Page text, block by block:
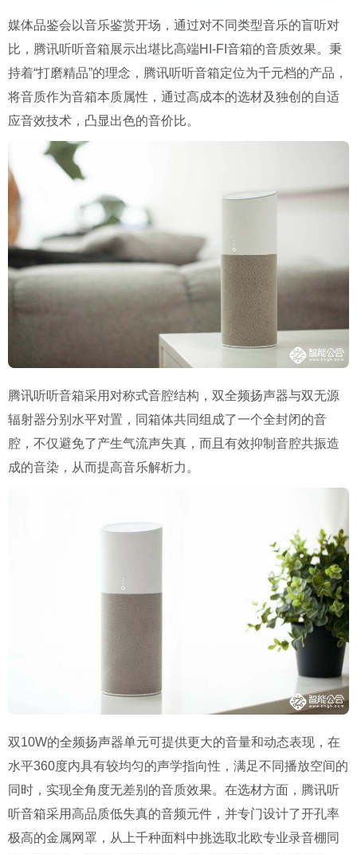
媒体品鉴会以音乐鉴赏开场，通过对不同类型音乐的盲听对
比，腾讯听听音箱展示出堪比高端HI-FI音箱的音质效果。秉
持着“打磨精品”的理念，腾讯听听音箱定位为千元档的产品，
将音质作为音箱本质属性，通过高成本的选材及独创的自适
应音效技术，凸显出色的音价比。
腾讯听听音箱采用对称式音腔结构，双全频扬声器与双无源
辐射器分别水平对置，同箱体共同组成了一个全封闭的音
腔，不仅避免了产生气流声失真，而且有效抑制音腔共振造
成的音染，从而提高音乐解析力。
双10W的全频扬声器单元可提供更大的音量和动态表现，在
水平360度内具有较均匀的声学指向性，满足不同播放空间的
同时，实现全角度无差别的音质效果。在选材方面，腾讯听
听音箱采用高品质低失真的音频元件，并专门设计了开孔率
极高的金属网罩，从上千种面料中挑选取北欧专业录音棚同